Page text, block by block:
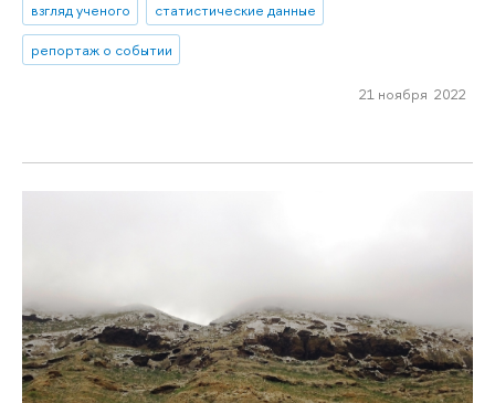
взгляд ученого
статистические данные
репортаж о событии
21 ноября 2022